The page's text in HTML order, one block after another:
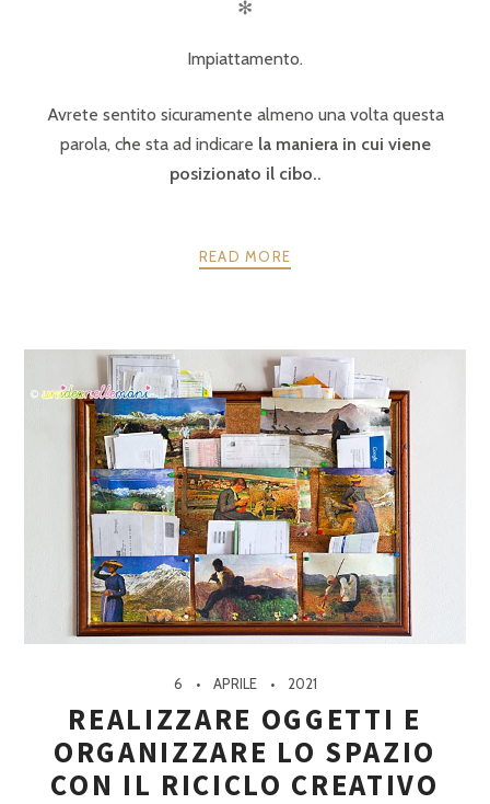
✻
Impiattamento.
Avrete sentito sicuramente almeno una volta questa
parola, che sta ad indicare la maniera in cui viene
posizionato il cibo..
READ MORE
6 APRILE 2021
REALIZZARE OGGETTI E
ORGANIZZARE LO SPAZIO
CON IL RICICLO CREATIVO